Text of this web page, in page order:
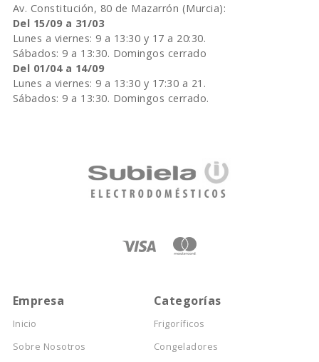
Av. Constitución, 80 de Mazarrón (Murcia):
Del 15/09 a 31/03
Lunes a viernes: 9 a 13:30 y 17 a 20:30.
Sábados: 9 a 13:30. Domingos cerrado
Del 01/04 a 14/09
Lunes a viernes: 9 a 13:30 y 17:30 a 21.
Sábados: 9 a 13:30. Domingos cerrado.
Empresa
Inicio
Sobre Nosotros
Categorías
Frigoríficos
Congeladores